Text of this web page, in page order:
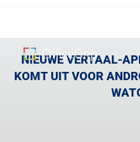
NIEUWE VERTAAL-
KOMT UIT VOOR